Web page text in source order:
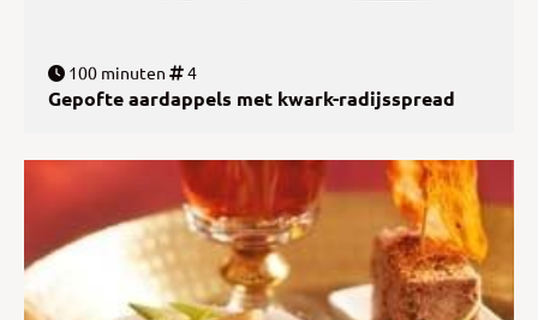
100 minuten 4
Gepofte aardappels met kwark-radijsspread